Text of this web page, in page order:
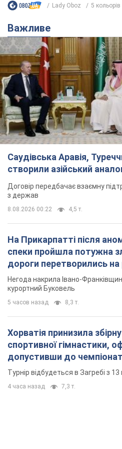
Саудівська Аравія,
створили азійський
Договір передбачає взаємну
з держав
8.08.2026 00:22 4,5 т.
На Прикарпатті після
спеки пройшла потужна
дороги перетворились на
Відео
курортний Буковель
5 часов назад 8,3 т.
Хорватія принизила збірну
спортивної гімнастики,
допустивши до
основних спортсменів
Турнір відбудеться в Загребі з 13
4 часа назад 7,3 т.